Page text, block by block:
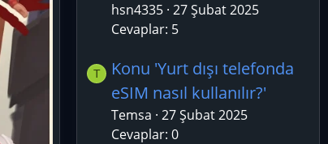
hsn4335 27 Şubat 2025
Cevaplar: 5
T
Konu 'Yurt dışı telefonda
eSIM nasıl kullanılır?'
Temsa 27 Şubat 2025
Cevaplar: 0